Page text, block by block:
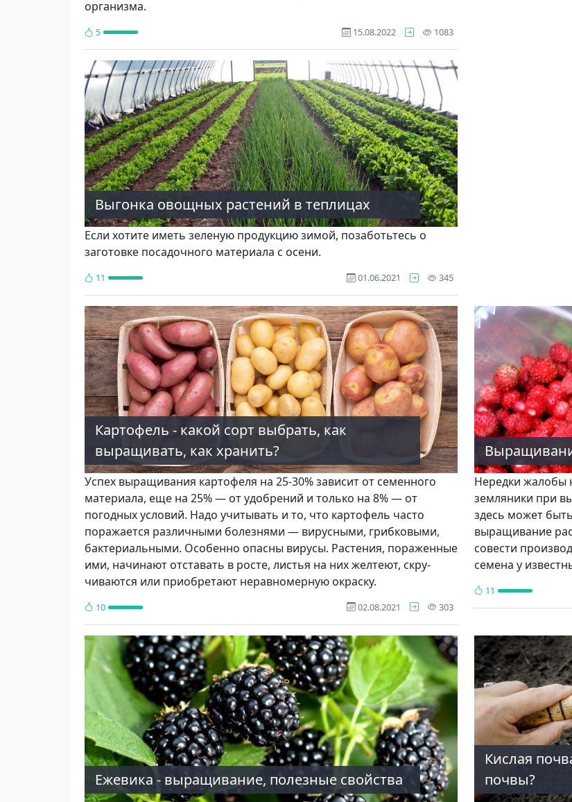
организма.
5 15.08.2022 1083просмотра
Выгонка овощных растений в теплицах
Если хотите иметь зеленую продукцию зимой, позаботьтесь о
заготовке посадочного материала с осени.
11 01.06.2021 345просмотров
Картофель - какой сорт выбрать, как
выращивать, как хранить?
Успех выращива­ния картофеля на 25-30% зависит от се­менного
материала, еще на 25% — от удобрений и толь­ко на 8% — от
погодных условий. Надо учитывать и то, что картофель часто
поражается различными болезня­ми — вирусными, грибковыми,
бактериальными. Осо­бенно опасны вирусы. Растения, пораженные
ими, на­чинают отставать в росте, листья на них желтеют, скру­
чиваются или приобретают неравномерную окраску.
10 02.08.2021 303просмотра
Нередки жа­лобы
земляники при
здесь может
выращи­вание
совести
семена у
11
Ежевика - выращивание, полезные свойства
Кислая
почвы?